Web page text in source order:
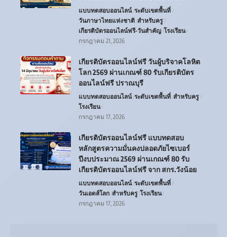
แบบทดสอบออนไลน์ ระดับเขตพื้นที่
วันภาษาไทยแห่งชาติ สำหรับครู
เกียรติบัตรออนไลน์ฟรี-วันสำคัญ โรงเรียน
กรกฎาคม 21, 2026
เกียรติบัตรออนไลน์ฟรี วันผู้บริจาคโลหิต
โลก 2569 ผ่านเกณฑ์ 80 รับเกียรติบัตร
ออนไลน์ฟรี ปราณบุรี
แบบทดสอบออนไลน์ ระดับเขตพื้นที่ สำหรับครู
โรงเรียน
กรกฎาคม 17, 2026
เกียรติบัตรออนไลน์ฟรี แบบทดสอบ
หลักสูตรความมั่นคงปลอดภัยไซเบอร์
ปีงบประมาณ 2569 ผ่านเกณฑ์ 80 รับ
เกียรติบัตรออนไลน์ฟรี จาก สกร.วังน้อย
แบบทดสอบออนไลน์ ระดับเขตพื้นที่
วันเอดส์โลก สำหรับครู โรงเรียน
กรกฎาคม 17, 2026